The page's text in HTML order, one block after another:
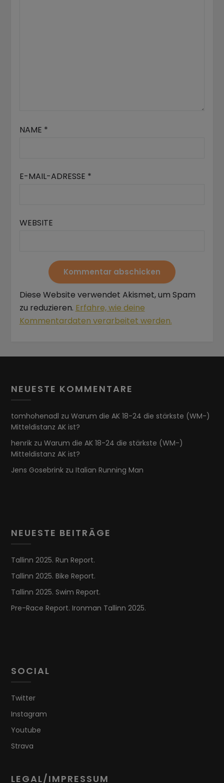
NAME *
E-MAIL-ADRESSE *
WEBSITE
Diese Website verwendet Akismet, um Spam
zu reduzieren. Erfahre, wie deine
Kommentardaten verarbeitet werden.
NEUESTE KOMMENTARE
tomhohenadl zuWarum die AK 18-24 die stärkste (WM-)
Mitteldistanz AK ist?
henrik zuWarum die AK 18-24 die stärkste (WM-)
Mitteldistanz AK ist?
Jens Gosebrink zuItalian Running Man
NEUESTE BEITRÄGE
Tallinn 2025. Run Report.
Tallinn 2025. Bike Report.
Tallinn 2025. Swim Report.
Pre-Race Report. Ironman Tallinn 2025.
SOCIAL
Twitter
Instagram
Youtube
Strava
LEGAL/IMPRESSUM